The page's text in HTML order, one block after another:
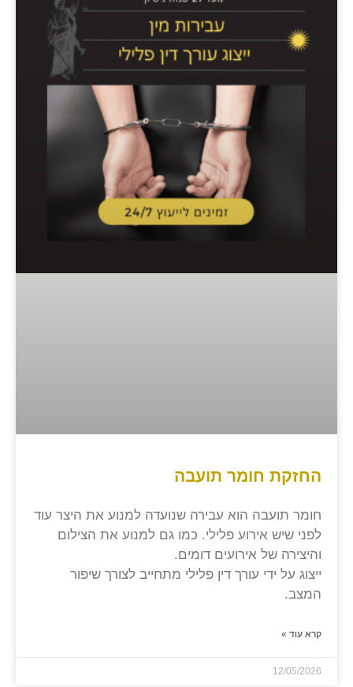
החזקת חומר תועבה
חומר תועבה הוא עבירה שנועדה למנוע את היצר עוד
לפני שיש אירוע פלילי. כמו גם למנוע את הצילום
והיצירה של אירועים דומים.
ייצוג על ידי עורך דין פלילי מתחייב לצורך שיפור
המצב.
קרא עוד »
12/05/2026